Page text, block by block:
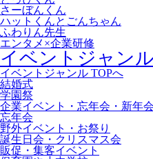
さーぼんくん
ハットくんとごんちゃん
ふわりん先生
エンタメ×企業研修
イベントジャンル
イベントジャンル TOPへ
結婚式
学園祭
企業イベント・忘年会・新年会
忘年会
野外イベント・お祭り
誕生日会・クリスマス会
販促・集客イベント